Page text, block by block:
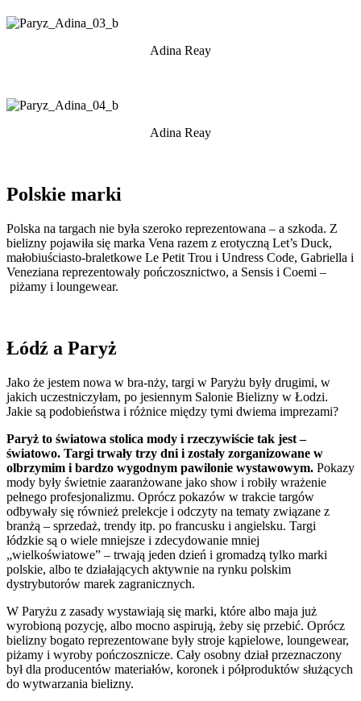
Adina Reay
Adina Reay
Polskie marki
Polska na targach nie była szeroko reprezentowana – a szkoda. Z
bielizny pojawiła się marka Vena razem z erotyczną Let’s Duck,
małobiuściasto-braletkowe Le Petit Trou i Undress Code, Gabriella i
Veneziana reprezentowały pończosznictwo, a Sensis i Coemi –
piżamy i loungewear.
Łódź a Paryż
Jako że jestem nowa w bra-nży, targi w Paryżu były drugimi, w
jakich uczestniczyłam, po jesiennym Salonie Bielizny w Łodzi.
Jakie są podobieństwa i różnice między tymi dwiema imprezami?
Paryż to światowa stolica mody i rzeczywiście tak jest –
światowo. Targi trwały trzy dni i zostały zorganizowane w
olbrzymim i bardzo wygodnym pawilonie wystawowym. Pokazy
mody były świetnie zaaranżowane jako show i robiły wrażenie
pełnego profesjonalizmu. Oprócz pokazów w trakcie targów
odbywały się również prelekcje i odczyty na tematy związane z
branżą – sprzedaż, trendy itp. po francusku i angielsku. Targi
łódzkie są o wiele mniejsze i zdecydowanie mniej
„wielkoświatowe” – trwają jeden dzień i gromadzą tylko marki
polskie, albo te działających aktywnie na rynku polskim
dystrybutorów marek zagranicznych.
W Paryżu z zasady wystawiają się marki, które albo maja już
wyrobioną pozycję, albo mocno aspirują, żeby się przebić. Oprócz
bielizny bogato reprezentowane były stroje kąpielowe, loungewear,
piżamy i wyroby pończosznicze. Cały osobny dział przeznaczony
był dla producentów materiałów, koronek i półproduktów służących
do wytwarzania bielizny.